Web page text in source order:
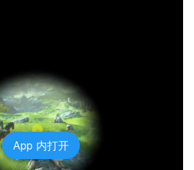
App 内打开